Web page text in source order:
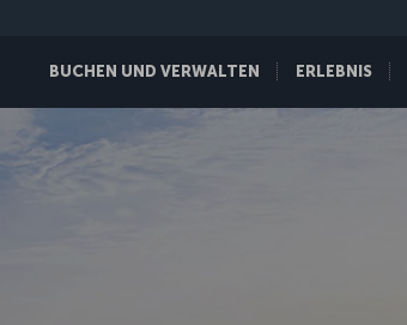
BUCHEN UND VERWALTEN ERLEBNIS